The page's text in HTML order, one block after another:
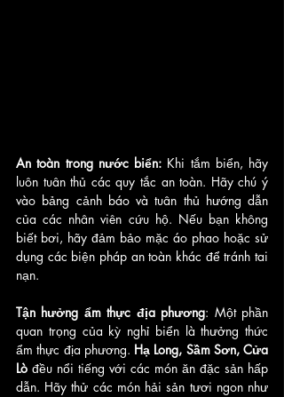
An toàn trong nước biển: Khi tắm biển, hãy
luôn tuân thủ các quy tắc an toàn. Hãy chú ý
vào bảng cảnh báo và tuân thủ hướng dẫn
của các nhân viên cứu hộ. Nếu bạn không
biết bơi, hãy đảm bảo mặc áo phao hoặc sử
dụng các biện pháp an toàn khác để tránh tai
nạn.
Tận hưởng ẩm thực địa phương: Một phần
quan trọng của kỳ nghỉ biển là thưởng thức
ẩm thực địa phương. Hạ Long, Sầm Sơn, Cửa
Lò đều nổi tiếng với các món ăn đặc sản hấp
dẫn. Hãy thử các món hải sản tươi ngon như